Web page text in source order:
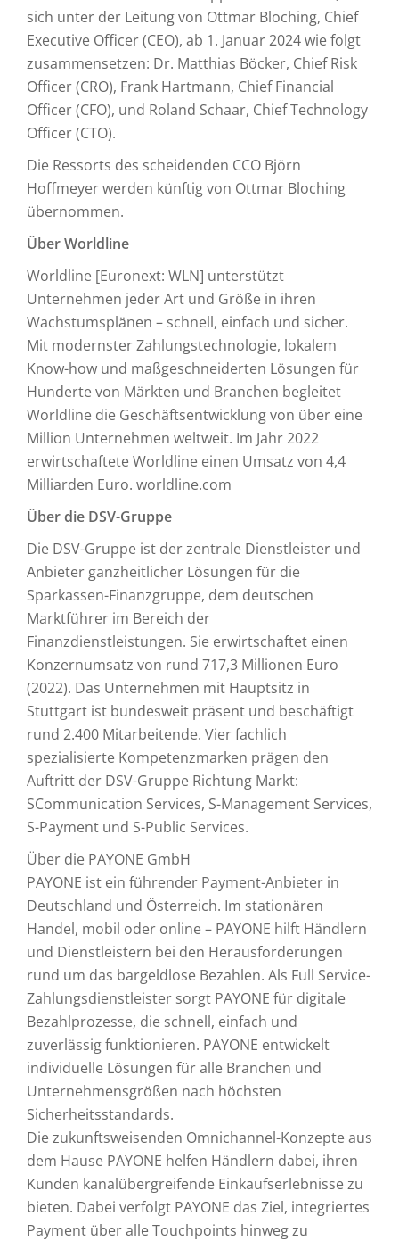
sich unter der Leitung von Ottmar Bloching, Chief
Executive Officer (CEO), ab 1. Januar 2024 wie folgt
zusammensetzen: Dr. Matthias Böcker, Chief Risk
Officer (CRO), Frank Hartmann, Chief Financial
Officer (CFO), und Roland Schaar, Chief Technology
Officer (CTO).
Die Ressorts des scheidenden CCO Björn
Hoffmeyer werden künftig von Ottmar Bloching
übernommen.
Über Worldline
Worldline [Euronext: WLN] unterstützt
Unternehmen jeder Art und Größe in ihren
Wachstumsplänen – schnell, einfach und sicher.
Mit modernster Zahlungstechnologie, lokalem
Know-how und maßgeschneiderten Lösungen für
Hunderte von Märkten und Branchen begleitet
Worldline die Geschäftsentwicklung von über eine
Million Unternehmen weltweit. Im Jahr 2022
erwirtschaftete Worldline einen Umsatz von 4,4
Milliarden Euro. worldline.com
Über die DSV-Gruppe
Die DSV-Gruppe ist der zentrale Dienstleister und
Anbieter ganzheitlicher Lösungen für die
Sparkassen-Finanzgruppe, dem deutschen
Marktführer im Bereich der
Finanzdienstleistungen. Sie erwirtschaftet einen
Konzernumsatz von rund 717,3 Millionen Euro
(2022). Das Unternehmen mit Hauptsitz in
Stuttgart ist bundesweit präsent und beschäftigt
rund 2.400 Mitarbeitende. Vier fachlich
spezialisierte Kompetenzmarken prägen den
Auftritt der DSV-Gruppe Richtung Markt:
SCommunication Services, S-Management Services,
S-Payment und S-Public Services.
Über die PAYONE GmbH
PAYONE ist ein führender Payment-Anbieter in
Deutschland und Österreich. Im stationären
Handel, mobil oder online – PAYONE hilft Händlern
und Dienstleistern bei den Herausforderungen
rund um das bargeldlose Bezahlen. Als Full Service-
Zahlungsdienstleister sorgt PAYONE für digitale
Bezahlprozesse, die schnell, einfach und
zuverlässig funktionieren. PAYONE entwickelt
individuelle Lösungen für alle Branchen und
Unternehmensgrößen nach höchsten
Sicherheitsstandards.
Die zukunftsweisenden Omnichannel-Konzepte aus
dem Hause PAYONE helfen Händlern dabei, ihren
Kunden kanalübergreifende Einkaufserlebnisse zu
bieten. Dabei verfolgt PAYONE das Ziel, integriertes
Payment über alle Touchpoints hinweg zu